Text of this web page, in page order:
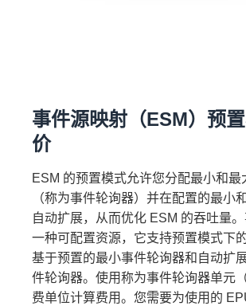
10.4
SnapStart 总费用：4.03 USD
10.4 USD = 14.43 USD
0.0000166667 美元 =
美元
事件源映射（ESM）预
价
ESM 的预置模式允许您分配最小和最
（称为事件轮询器）并在配置的最小
自动扩展，从而优化 ESM 的吞吐量
一种可配置资源，它支持预置模式下
基于预置的最小事件轮询器和自动扩
件轮询器。使用称为事件轮询器单元
费单位计算费用。您需要为使用的